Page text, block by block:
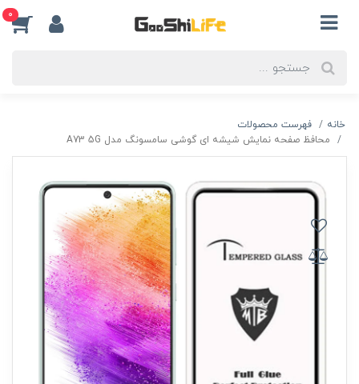
0
خانه
فهرست محصولات
محافظ صفحه نمایش شیشه ای گوشی سامسونگ مدل A73 5G